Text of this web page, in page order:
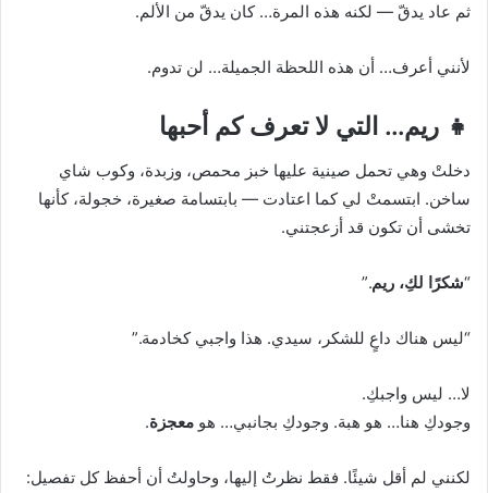
ثم عاد يدقّ — لكنه هذه المرة… كان يدقّ من الألم.
لأنني أعرف… أن هذه اللحظة الجميلة… لن تدوم.
👧 ريم… التي لا تعرف كم أحبها
دخلتْ وهي تحمل صينية عليها خبز محمص، وزبدة، وكوب شاي
ساخن. ابتسمتْ لي كما اعتادت — بابتسامة صغيرة، خجولة، كأنها
تخشى أن تكون قد أزعجتني.
“شكرًا لكِ، ريم.”
“ليس هناك داعٍ للشكر، سيدي. هذا واجبي كخادمة.”
لا… ليس واجبكِ.
وجودكِ هنا… هو هبة. وجودكِ بجانبي… هو معجزة.
لكنني لم أقل شيئًا. فقط نظرتُ إليها، وحاولتُ أن أحفظ كل تفصيل: